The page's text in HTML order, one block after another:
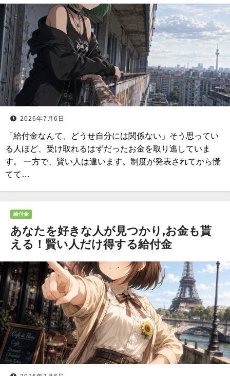
2026年7月6日
「給付金なんて、どうせ自分には関係ない」そう思ってい
る人ほど、受け取れるはずだったお金を取り逃していま
す。 一方で、賢い人は違います。制度が発表されてから慌
てて…
給付金
あなたを好きな人が見つかり,お金も貰
える！賢い人だけ得する給付金